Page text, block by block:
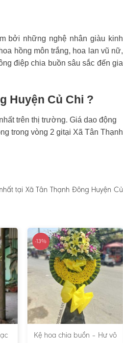
bởi những nghệ nhân giàu kinh
hồng môn trắng, hoa lan vũ nữ,
điệp chia buồn sâu sắc đến gia
Huyện Củ Chi ?
trên thị trường. Giá dao động
trong vòng 2 gitại Xã Tân Thạnh
tại Xã Tân Thạnh Đông Huyện Củ
-13%
Kệ hoa chia buồn – Hư vô